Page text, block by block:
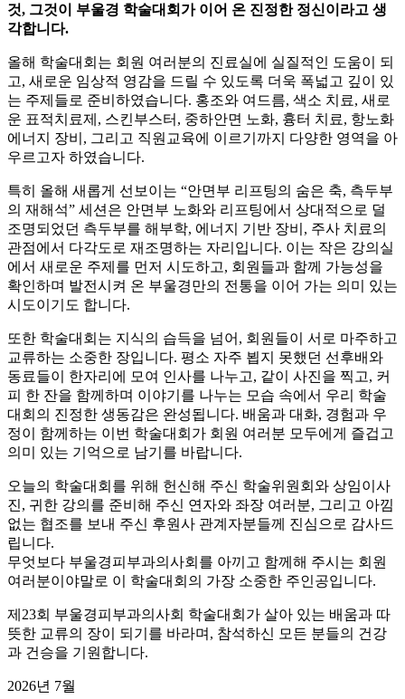
것, 그것이 부울경 학술대회가 이어 온 진정한 정신이라고 생
각합니다.
올해 학술대회는 회원 여러분의 진료실에 실질적인 도움이 되
고, 새로운 임상적 영감을 드릴 수 있도록 더욱 폭넓고 깊이 있
는 주제들로 준비하였습니다. 홍조와 여드름, 색소 치료, 새로
운 표적치료제, 스킨부스터, 중하안면 노화, 흉터 치료, 항노화
에너지 장비, 그리고 직원교육에 이르기까지 다양한 영역을 아
우르고자 하였습니다.
특히 올해 새롭게 선보이는 “안면부 리프팅의 숨은 축, 측두부
의 재해석” 세션은 안면부 노화와 리프팅에서 상대적으로 덜
조명되었던 측두부를 해부학, 에너지 기반 장비, 주사 치료의
관점에서 다각도로 재조명하는 자리입니다. 이는 작은 강의실
에서 새로운 주제를 먼저 시도하고, 회원들과 함께 가능성을
확인하며 발전시켜 온 부울경만의 전통을 이어 가는 의미 있는
시도이기도 합니다.
또한 학술대회는 지식의 습득을 넘어, 회원들이 서로 마주하고
교류하는 소중한 장입니다. 평소 자주 뵙지 못했던 선후배와
동료들이 한자리에 모여 인사를 나누고, 같이 사진을 찍고, 커
피 한 잔을 함께하며 이야기를 나누는 모습 속에서 우리 학술
대회의 진정한 생동감은 완성됩니다. 배움과 대화, 경험과 우
정이 함께하는 이번 학술대회가 회원 여러분 모두에게 즐겁고
의미 있는 기억으로 남기를 바랍니다.
오늘의 학술대회를 위해 헌신해 주신 학술위원회와 상임이사
진, 귀한 강의를 준비해 주신 연자와 좌장 여러분, 그리고 아낌
없는 협조를 보내 주신 후원사 관계자분들께 진심으로 감사드
립니다.
무엇보다 부울경피부과의사회를 아끼고 함께해 주시는 회원
여러분이야말로 이 학술대회의 가장 소중한 주인공입니다.
제23회 부울경피부과의사회 학술대회가 살아 있는 배움과 따
뜻한 교류의 장이 되기를 바라며, 참석하신 모든 분들의 건강
과 건승을 기원합니다.
2026년 7월